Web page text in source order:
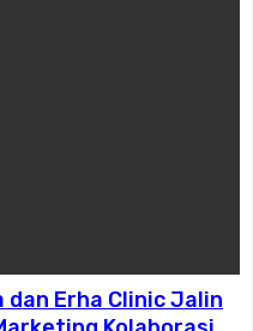
dan Erha Clinic Jalin